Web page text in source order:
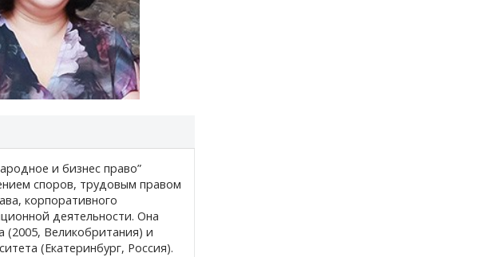
и бизнес право”
споров, трудовым правом
корпоративного
деятельности. Она
(2005, Великобритания) и
(Екатеринбург, Россия).